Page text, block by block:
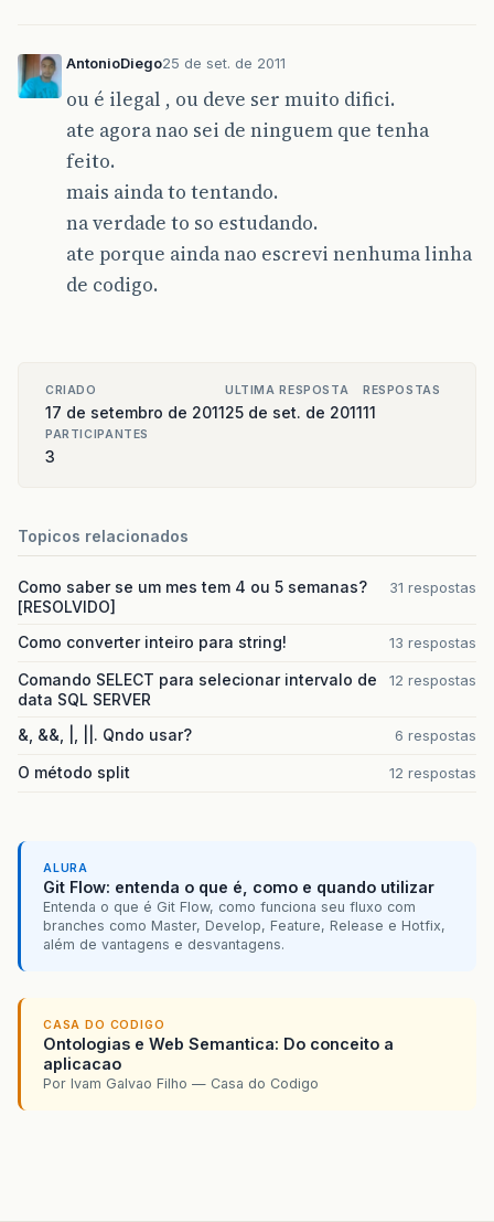
AntonioDiego25 de set. de 2011
ou é ilegal , ou deve ser muito difici.
ate agora nao sei de ninguem que tenha
feito.
mais ainda to tentando.
na verdade to so estudando.
ate porque ainda nao escrevi nenhuma linha
de codigo.
CRIADO
17 de setembro de 2011
ULTIMA RESPOSTA
25 de set. de 2011
RESPOSTAS
11
PARTICIPANTES
3
Topicos relacionados
Como saber se um mes tem 4 ou 5 semanas?
[RESOLVIDO]
31 respostas
Como converter inteiro para string! 13 respostas
Comando SELECT para selecionar intervalo de
data SQL SERVER
12 respostas
&, &&, |, ||. Qndo usar? 6 respostas
O método split 12 respostas
ALURA
Git Flow: entenda o que é, como e quando utilizar
Entenda o que é Git Flow, como funciona seu fluxo com
branches como Master, Develop, Feature, Release e Hotfix,
além de vantagens e desvantagens.
CASA DO CODIGO
Ontologias e Web Semantica: Do conceito a
aplicacao
Por Ivam Galvao Filho — Casa do Codigo